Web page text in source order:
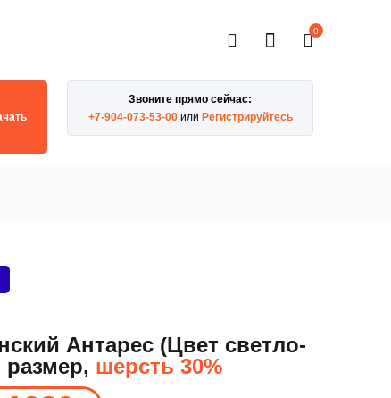
0
Звоните прямо сейчас:
+7-904-073-53-00или Регистрируйтесь
Антарес (Цвет светло-
шерсть 30%